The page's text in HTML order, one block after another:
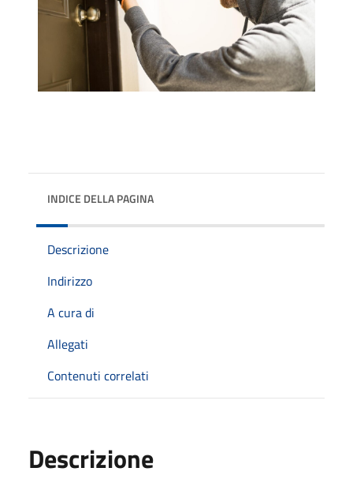
INDICE DELLA PAGINA
Descrizione
Indirizzo
A cura di
Allegati
Contenuti correlati
Descrizione